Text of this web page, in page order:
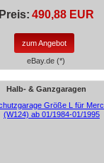
Preis: 490,88 EUR
zum Angebot
eBay.de (*)
Halb- & Ganzgaragen